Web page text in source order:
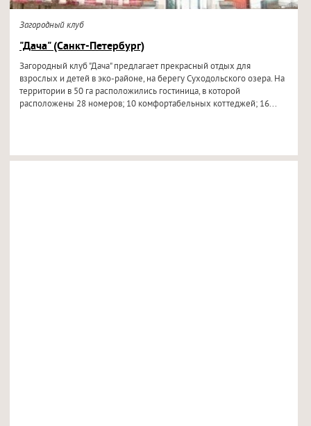
Загородный клуб
"Дача" (Санкт-Петербург)
Загородный клуб "Дача" предлагает прекрасный отдых для
взрослых и детей в эко-районе, на берегу Суходольского озера. На
территории в 50 га расположились гостиница, в которой
расположены 28 номеров; 10 комфортабельных коттеджей; 16...